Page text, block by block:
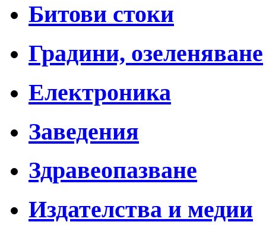
Битови стоки
Градини, озеленяване
Електроника
Заведения
Здравеопазване
Издателства и медии